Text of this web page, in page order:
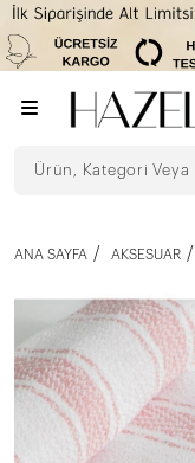
ANA SAYFA AKSESUAR